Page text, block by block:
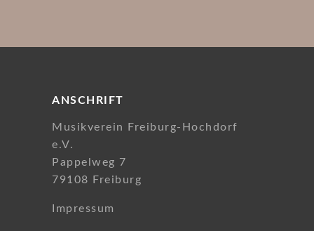
ANSCHRIFT
Musikverein Freiburg-Hochdorf
e.V.
Pappelweg 7
79108 Freiburg
Impressum